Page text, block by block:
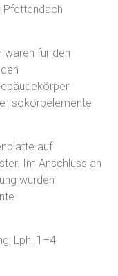
Pfettendach
waren für den
Isokorbelemente
auf
Im Anschluss an
wurden
Lph. 1–4